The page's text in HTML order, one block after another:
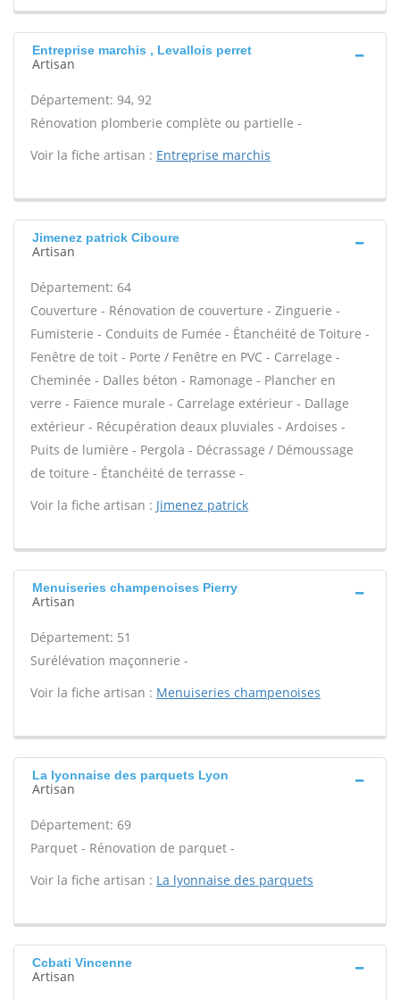
Entreprise marchis , Levallois perret
Artisan
Département: 94, 92
Rénovation plomberie complète ou partielle -
Voir la fiche artisan : Entreprise marchis
Jimenez patrick Ciboure
Artisan
Département: 64
Couverture - Rénovation de couverture - Zinguerie -
Fumisterie - Conduits de Fumée - Étanchéité de Toiture -
Fenêtre de toit - Porte / Fenêtre en PVC - Carrelage -
Cheminée - Dalles béton - Ramonage - Plancher en
verre - Faïence murale - Carrelage extérieur - Dallage
extérieur - Récupération deaux pluviales - Ardoises -
Puits de lumière - Pergola - Décrassage / Démoussage
de toiture - Étanchéité de terrasse -
Voir la fiche artisan : Jimenez patrick
Menuiseries champenoises Pierry
Artisan
Département: 51
Surélévation maçonnerie -
Voir la fiche artisan : Menuiseries champenoises
La lyonnaise des parquets Lyon
Artisan
Département: 69
Parquet - Rénovation de parquet -
Voir la fiche artisan : La lyonnaise des parquets
Ccbati Vincenne
Artisan